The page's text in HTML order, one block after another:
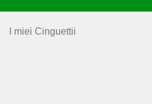
I miei Cinguettii